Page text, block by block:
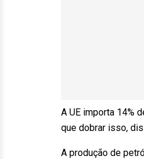
A UE importa 14%
que dobrar isso,
A produção de